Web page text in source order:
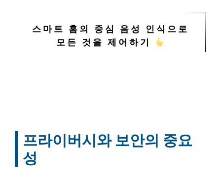
스마트 홈의 중심 음성 인식으로
모든 것을 제어하기
프라이버시와 보안의 중요
성